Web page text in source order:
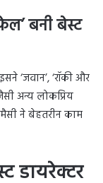
बनी बेस्ट
‘जवान’, ‘रॉकी और
अन्य लोकप्रिय
ने बेहतरीन काम
डायरेक्टर